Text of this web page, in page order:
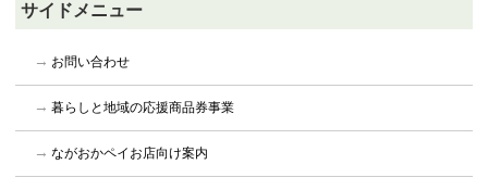
サイドメニュー
お問い合わせ
暮らしと地域の応援商品券事業
ながおかペイお店向け案内